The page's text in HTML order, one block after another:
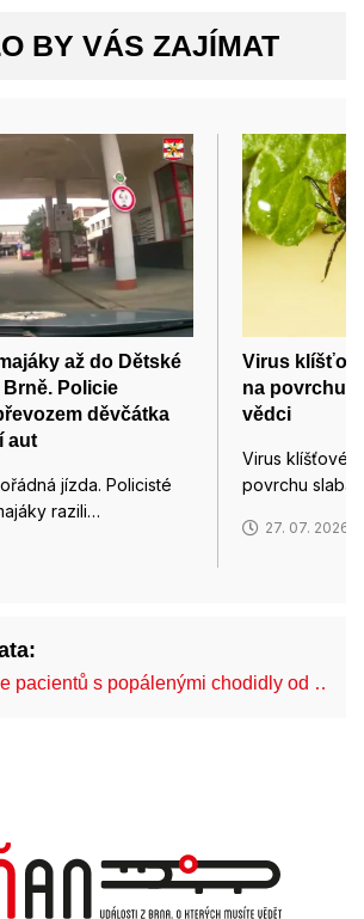
BY VÁS ZAJÍMAT
až do Dětské
Policie
děvčátka
aut
jízda. Policisté
razili…
Virus
na povrchu
vědci
Virus klíšťové
povrchu slabá
27. 07. 2026
pacientů s popálenými chodidly od …